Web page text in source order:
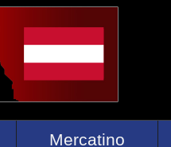
Mercatino